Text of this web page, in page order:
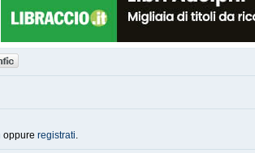
oppureregistrati.